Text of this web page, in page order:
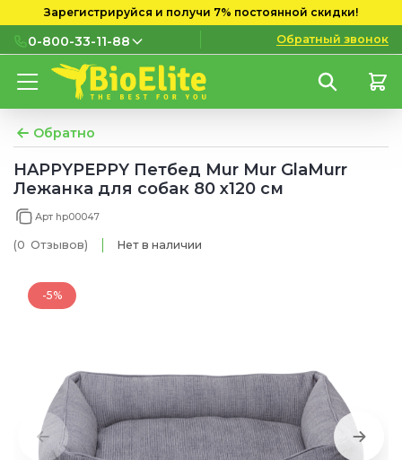
Зарегистрируйся и получи 7% постоянной скидки!
0-800-33-11-88
0-800-33-11-88
мобильных номеров
(097) 133 11 88
(095) 133 11 88
Обратный звонок
Обратно
HAPPYPEPPY Петбед Mur Mur GlaMurr
Лежанка для собак 80 х120 см
Арт hp00047
(0 Отзывов) Нет в наличии
-5%